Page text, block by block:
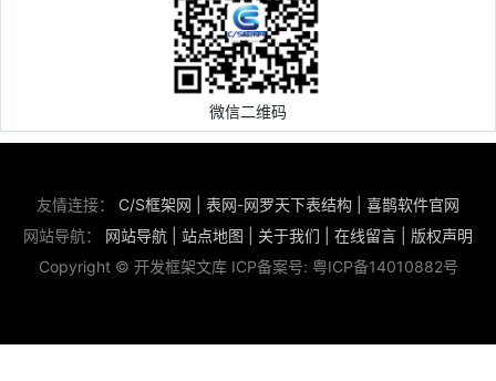
微信二维码
友情连接： C/S框架网 表网-网罗天下表结构
喜鹊软件官网
网站导航： 网站导航 站点地图 关于我们 在线留言
版权声明
Copyright © 开发框架文库 ICP备案号: 粤ICP备14010882号